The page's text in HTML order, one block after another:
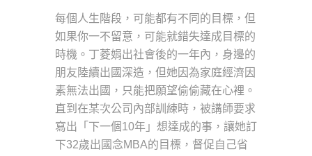
每個人生階段，可能都有不同的目標，但
如果你一不留意，可能就錯失達成目標的
時機。丁菱娟出社會後的一年內，身邊的
朋友陸續出國深造，但她因為家庭經濟因
素無法出國，只能把願望偷偷藏在心裡。
直到在某次公司內部訓練時，被講師要求
寫出「下一個10年」想達成的事，讓她訂
下32歲出國念MBA的目標，督促自己省